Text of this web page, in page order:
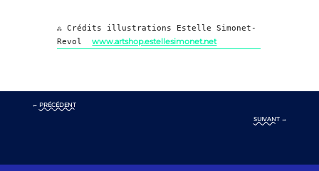
ஃ Crédits illustrations Estelle Simonet-
Revolwww.artshop.estellesimonet.net
← PRÉCÉDENT
SUIVANT →